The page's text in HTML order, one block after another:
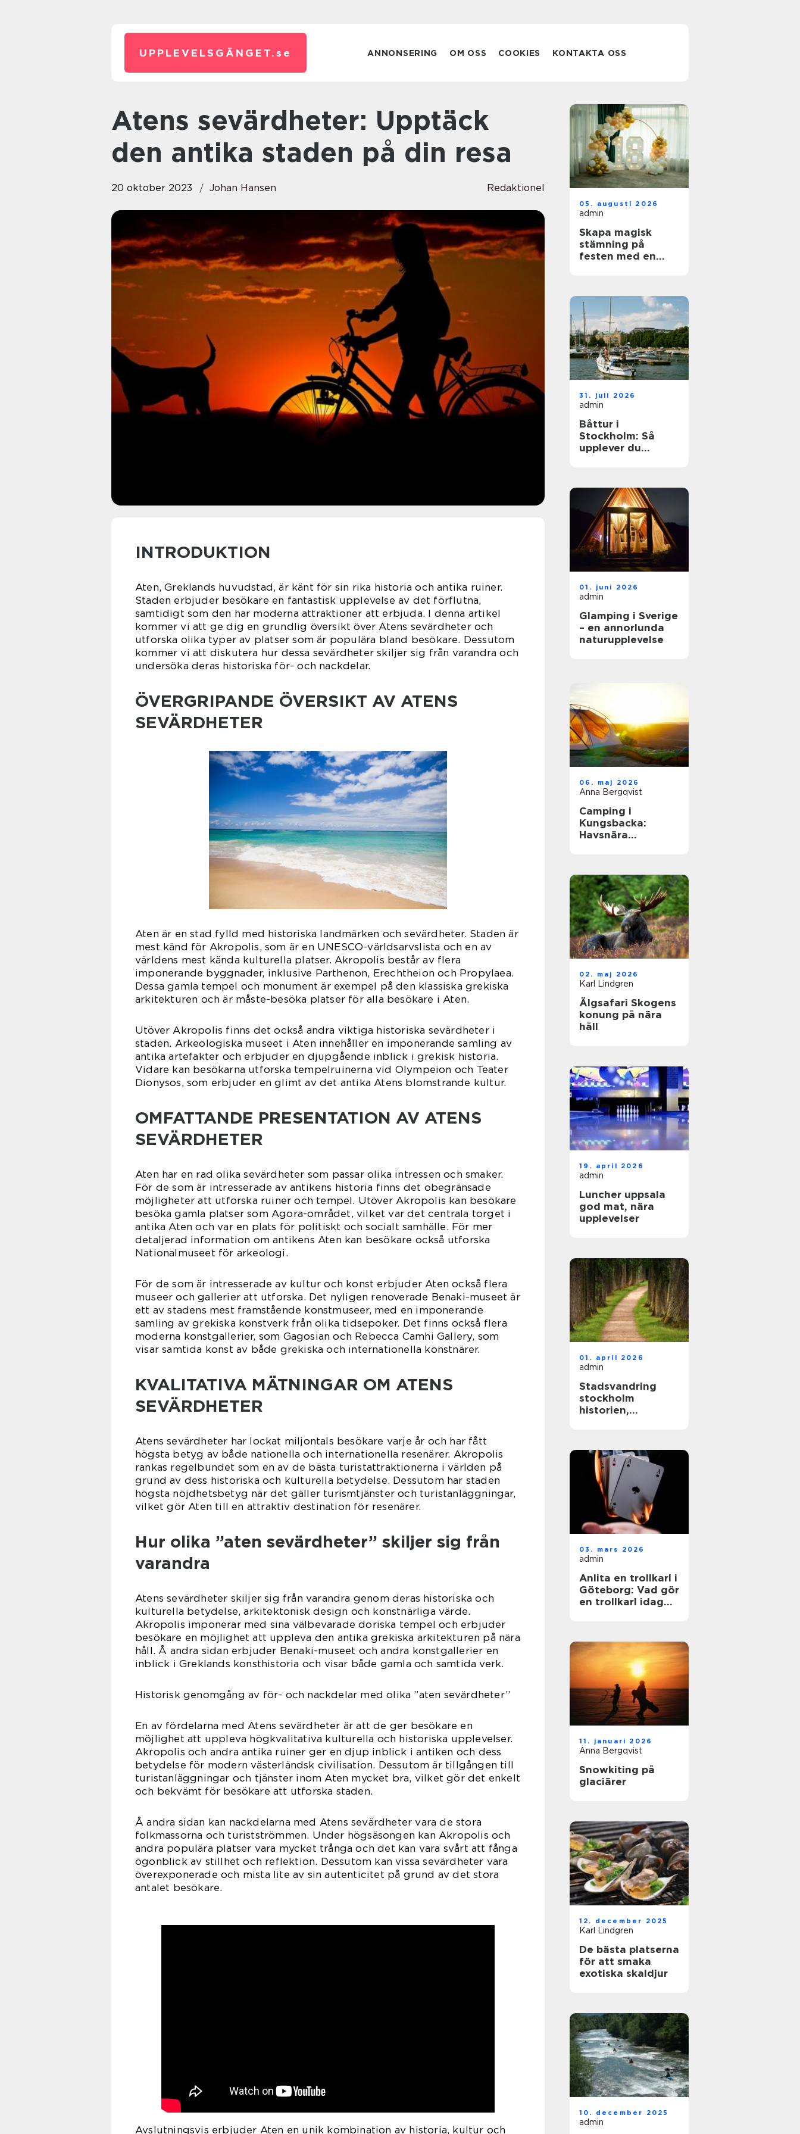
UPPLEVELSGÄNGET. se ANNONSERING OM OSS COOKIES KONTAKTA OSS
Atens sevärdheter: Upptäck
den antika staden på din resa
20 oktober 2023 Johan Hansen Redaktionel
INTRODUKTION
Aten, Greklands huvudstad, är känt för sin rika historia och antika ruiner.
Staden erbjuder besökare en fantastisk upplevelse av det förflutna,
samtidigt som den har moderna attraktioner att erbjuda. I denna artikel
kommer vi att ge dig en grundlig översikt över Atens sevärdheter och
utforska olika typer av platser som är populära bland besökare. Dessutom
kommer vi att diskutera hur dessa sevärdheter skiljer sig från varandra och
undersöka deras historiska för- och nackdelar.
ÖVERGRIPANDE ÖVERSIKT AV ATENS
SEVÄRDHETER
Aten är en stad fylld med historiska landmärken och sevärdheter. Staden är
mest känd för Akropolis, som är en UNESCO-världsarvslista och en av
världens mest kända kulturella platser. Akropolis består av flera
imponerande byggnader, inklusive Parthenon, Erechtheion och Propylaea.
Dessa gamla tempel och monument är exempel på den klassiska grekiska
arkitekturen och är måste-besöka platser för alla besökare i Aten.
Utöver Akropolis finns det också andra viktiga historiska sevärdheter i
staden. Arkeologiska museet i Aten innehåller en imponerande samling av
antika artefakter och erbjuder en djupgående inblick i grekisk historia.
Vidare kan besökarna utforska tempelruinerna vid Olympeion och Teater
Dionysos, som erbjuder en glimt av det antika Atens blomstrande kultur.
OMFATTANDE PRESENTATION AV ATENS
SEVÄRDHETER
Aten har en rad olika sevärdheter som passar olika intressen och smaker.
För de som är intresserade av antikens historia finns det obegränsade
möjligheter att utforska ruiner och tempel. Utöver Akropolis kan besökare
besöka gamla platser som Agora-området, vilket var det centrala torget i
antika Aten och var en plats för politiskt och socialt samhälle. För mer
detaljerad information om antikens Aten kan besökare också utforska
Nationalmuseet för arkeologi.
För de som är intresserade av kultur och konst erbjuder Aten också flera
museer och gallerier att utforska. Det nyligen renoverade Benaki-museet är
ett av stadens mest framstående konstmuseer, med en imponerande
samling av grekiska konstverk från olika tidsepoker. Det finns också flera
moderna konstgallerier, som Gagosian och Rebecca Camhi Gallery, som
visar samtida konst av både grekiska och internationella konstnärer.
KVALITATIVA MÄTNINGAR OM ATENS
SEVÄRDHETER
Atens sevärdheter har lockat miljontals besökare varje år och har fått
högsta betyg av både nationella och internationella resenärer. Akropolis
rankas regelbundet som en av de bästa turistattraktionerna i världen på
grund av dess historiska och kulturella betydelse. Dessutom har staden
högsta nöjdhetsbetyg när det gäller turismtjänster och turistanläggningar,
vilket gör Aten till en attraktiv destination för resenärer.
Hur olika ”aten sevärdheter” skiljer sig från
varandra
Atens sevärdheter skiljer sig från varandra genom deras historiska och
kulturella betydelse, arkitektonisk design och konstnärliga värde.
Akropolis imponerar med sina välbevarade doriska tempel och erbjuder
besökare en möjlighet att uppleva den antika grekiska arkitekturen på nära
håll. Å andra sidan erbjuder Benaki-museet och andra konstgallerier en
inblick i Greklands konsthistoria och visar både gamla och samtida verk.
Historisk genomgång av för- och nackdelar med olika ”aten sevärdheter”
En av fördelarna med Atens sevärdheter är att de ger besökare en
möjlighet att uppleva högkvalitativa kulturella och historiska upplevelser.
Akropolis och andra antika ruiner ger en djup inblick i antiken och dess
betydelse för modern västerländsk civilisation. Dessutom är tillgången till
turistanläggningar och tjänster inom Aten mycket bra, vilket gör det enkelt
och bekvämt för besökare att utforska staden.
Å andra sidan kan nackdelarna med Atens sevärdheter vara de stora
folkmassorna och turistströmmen. Under högsäsongen kan Akropolis och
andra populära platser vara mycket trånga och det kan vara svårt att fånga
ögonblick av stillhet och reflektion. Dessutom kan vissa sevärdheter vara
överexponerade och mista lite av sin autenticitet på grund av det stora
antalet besökare.
Avslutningsvis erbjuder Aten en unik kombination av historia, kultur och
05. augusti 2026
admin
Skapa magisk
stämning på
festen med en
31. juli 2026
admin
Båttur i
Stockholm: Så
upplever du
01. juni 2026
admin
Glamping i Sverige
– en annorlunda
naturupplevelse
06. maj 2026
Anna Bergqvist
Camping i
Kungsbacka:
Havsnära
02. maj 2026
Karl Lindgren
Älgsafari Skogens
konung på nära
håll
19. april 2026
admin
Luncher uppsala
god mat, nära
upplevelser
01. april 2026
admin
Stadsvandring
stockholm
historien,
03. mars 2026
admin
Anlita en trollkarl i
Göteborg: Vad gör
en trollkarl idag
11. januari 2026
Anna Bergqvist
Snowkiting på
glaciärer
12. december 2025
Karl Lindgren
De bästa platserna
för att smaka
exotiska skaldjur
10. december 2025
admin